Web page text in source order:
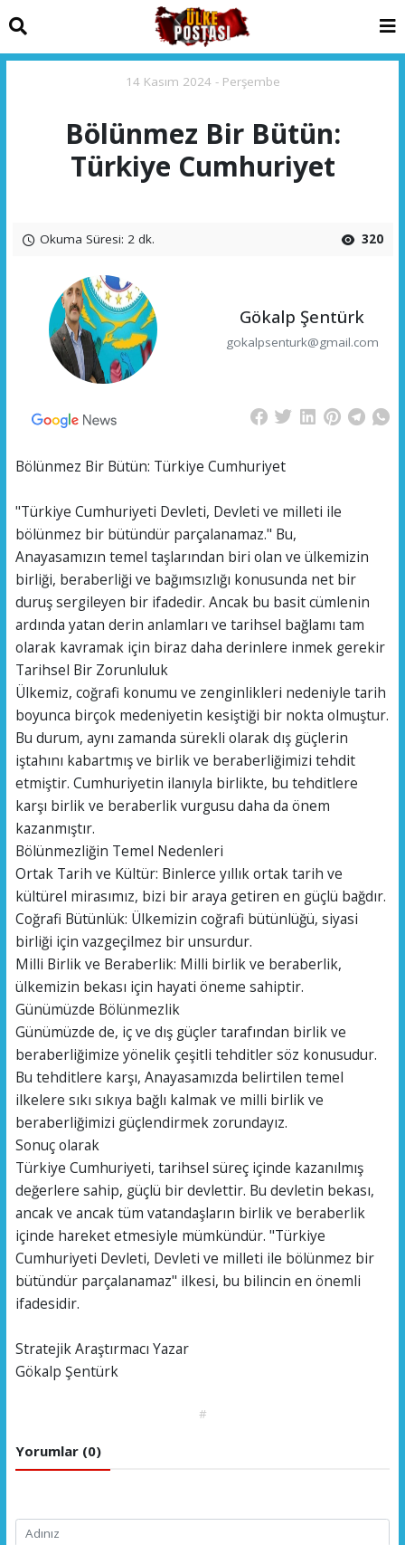
14 Kasım 2024 - Perşembe
Bölünmez Bir Bütün:
Türkiye Cumhuriyet
Okuma Süresi: 2 dk. 320
Gökalp Şentürk
gokalpsenturk@gmail.com
Bölünmez Bir Bütün: Türkiye Cumhuriyet
"Türkiye Cumhuriyeti Devleti, Devleti ve milleti ile
bölünmez bir bütündür parçalanamaz." Bu,
Anayasamızın temel taşlarından biri olan ve ülkemizin
birliği, beraberliği ve bağımsızlığı konusunda net bir
duruş sergileyen bir ifadedir. Ancak bu basit cümlenin
ardında yatan derin anlamları ve tarihsel bağlamı tam
olarak kavramak için biraz daha derinlere inmek gerekir
Tarihsel Bir Zorunluluk
Ülkemiz, coğrafi konumu ve zenginlikleri nedeniyle tarih
boyunca birçok medeniyetin kesiştiği bir nokta olmuştur.
Bu durum, aynı zamanda sürekli olarak dış güçlerin
iştahını kabartmış ve birlik ve beraberliğimizi tehdit
etmiştir. Cumhuriyetin ilanıyla birlikte, bu tehditlere
karşı birlik ve beraberlik vurgusu daha da önem
kazanmıştır.
Bölünmezliğin Temel Nedenleri
Ortak Tarih ve Kültür: Binlerce yıllık ortak tarih ve
kültürel mirasımız, bizi bir araya getiren en güçlü bağdır.
Coğrafi Bütünlük: Ülkemizin coğrafi bütünlüğü, siyasi
birliği için vazgeçilmez bir unsurdur.
Milli Birlik ve Beraberlik: Milli birlik ve beraberlik,
ülkemizin bekası için hayati öneme sahiptir.
Günümüzde Bölünmezlik
Günümüzde de, iç ve dış güçler tarafından birlik ve
beraberliğimize yönelik çeşitli tehditler söz konusudur.
Bu tehditlere karşı, Anayasamızda belirtilen temel
ilkelere sıkı sıkıya bağlı kalmak ve milli birlik ve
beraberliğimizi güçlendirmek zorundayız.
Sonuç olarak
Türkiye Cumhuriyeti, tarihsel süreç içinde kazanılmış
değerlere sahip, güçlü bir devlettir. Bu devletin bekası,
ancak ve ancak tüm vatandaşların birlik ve beraberlik
içinde hareket etmesiyle mümkündür. "Türkiye
Cumhuriyeti Devleti, Devleti ve milleti ile bölünmez bir
bütündür parçalanamaz" ilkesi, bu bilincin en önemli
ifadesidir.
Stratejik Araştırmacı Yazar
Gökalp Şentürk
#
Yorumlar (0)